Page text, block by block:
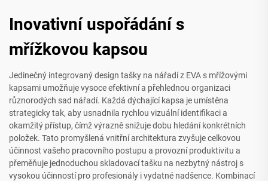
Inovativní uspořádání s
mřížkovou kapsou
Jedinečný integrovaný design tašky na nářadí z EVA s mřížovými
kapsami umožňuje vysoce efektivní a přehlednou organizaci
různorodých sad nářadí. Každá dýchající kapsa je umístěna
strategicky tak, aby usnadnila rychlou vizuální identifikaci a
okamžitý přístup, čímž výrazně snižuje dobu hledání konkrétních
položek. Tato promyšlená vnitřní architektura zvyšuje celkovou
účinnost vašeho pracovního postupu a provozní produktivitu a
přeměňuje jednoduchou skladovací tašku na nezbytný nástroj s
vysokou účinností pro profesionály i vydatné nadšence. Kombinací